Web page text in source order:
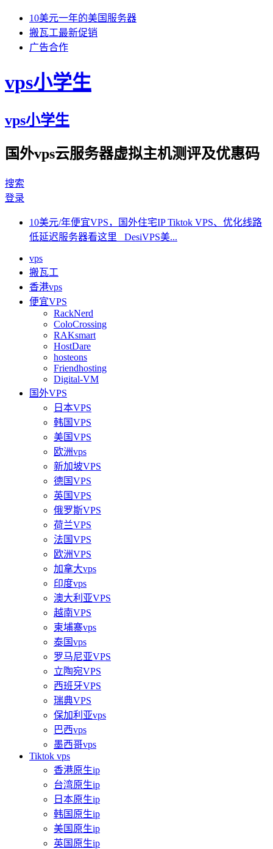
10美元一年的美国服务器
搬瓦工最新促销
广告合作
vps小学生
vps小学生
国外vps云服务器虚拟主机测评及优惠码
搜索
登录
10美元/年便宜VPS，国外住宅IP Tiktok VPS、优化线路
低延迟服务器看这里 DesiVPS美...
vps
搬瓦工
香港vps
便宜VPS
RackNerd
ColoCrossing
RAKsmart
HostDare
hosteons
Friendhosting
Digital-VM
国外VPS
日本VPS
韩国VPS
美国VPS
欧洲vps
新加坡VPS
德国VPS
英国VPS
俄罗斯VPS
荷兰VPS
法国VPS
欧洲VPS
加拿大vps
印度vps
澳大利亚VPS
越南VPS
柬埔寨vps
泰国vps
罗马尼亚VPS
立陶宛VPS
西班牙VPS
瑞典VPS
保加利亚vps
巴西vps
墨西哥vps
Tiktok vps
香港原生ip
台湾原生ip
日本原生ip
韩国原生ip
美国原生ip
英国原生ip